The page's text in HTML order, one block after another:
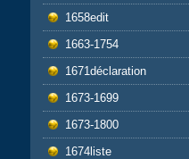
1658edit
1663-1754
1671déclaration
1673-1699
1673-1800
1674liste